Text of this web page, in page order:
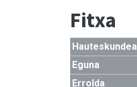
Fitxa
Hauteskundea
Eguna
Errolda